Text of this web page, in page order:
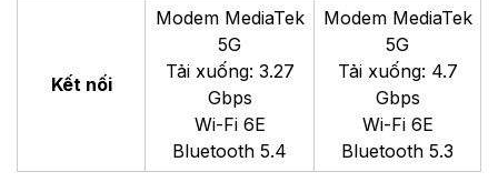
Kết nối
Modem MediaTek
5G
Tải xuống: 3.27
Gbps
Wi-Fi 6E
Bluetooth 5.4
Modem MediaTek
5G
Tải xuống: 4.7
Gbps
Wi-Fi 6E
Bluetooth 5.3